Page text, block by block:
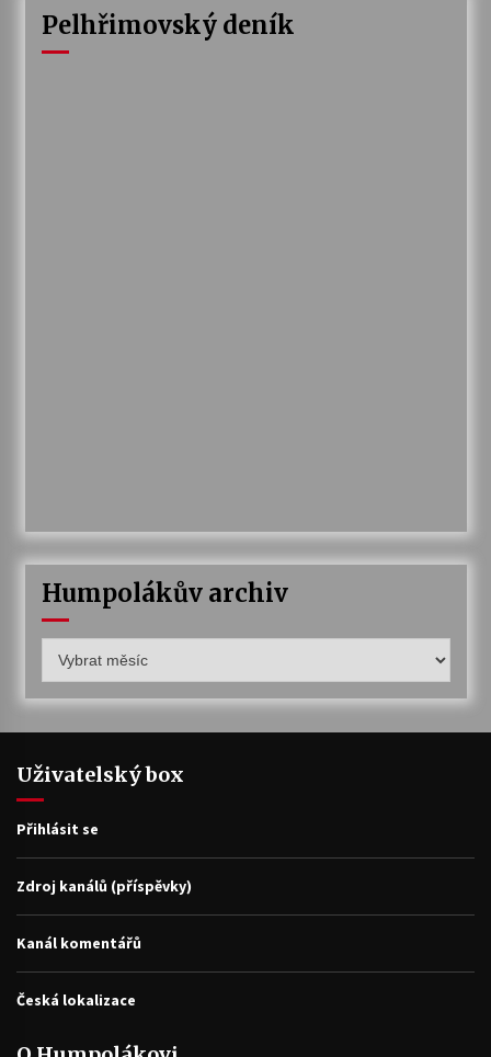
Pelhřimovský deník
Humpolákův archiv
archiv
Uživatelský box
Přihlásit se
Zdroj kanálů (příspěvky)
Kanál komentářů
Česká lokalizace